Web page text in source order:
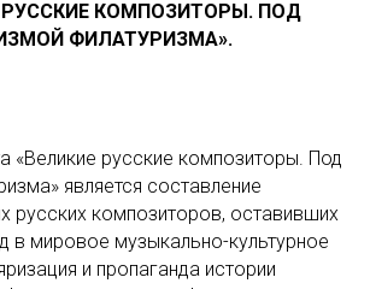
РУССКИЕ КОМПОЗИТОРЫ. ПОД
ФИЛАТУРИЗМА».
«Великие русские композиторы. Под
является составление
русских композиторов, оставивших
в мировое музыкально-культурное
и пропаганда истории